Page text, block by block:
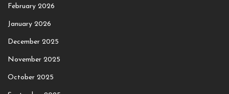
February 2026
January 2026
December 2025
November 2025
October 2025